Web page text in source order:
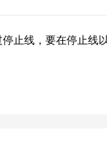
止线，要在停止线